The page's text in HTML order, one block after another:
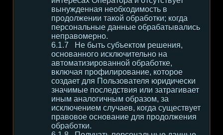
вынужденная необходимость в
продолжении такой обработки; когда
персональные данные обрабатывались
неправомерно.
Не быть субъектом решения,
основанного исключительно на
автоматизированной обработке,
включая профилирование, которое
создает для Пользователя юридически
значимые последствия или затрагивает
иным аналогичным образом, за
исключением случаев, когда существует
правовое основание для продолжения
обработки.